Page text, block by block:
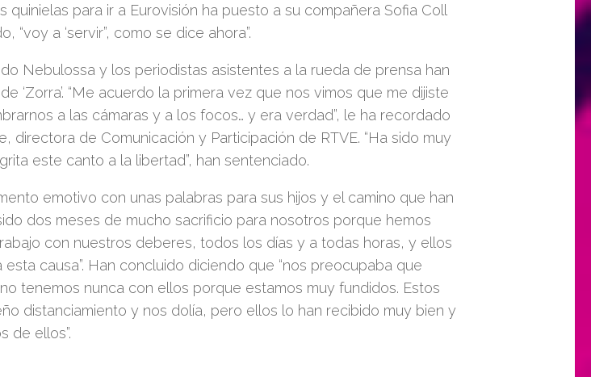
quinielas para ir a Eurovisión ha puesto a su compañera Sofia Coll
“voy a ‘servir”, como se dice ahora”.
Nebulossa y los periodistas asistentes a la rueda de prensa han
‘Zorra’. “Me acuerdo la primera vez que nos vimos que me dijiste
a las cámaras y a los focos… y era verdad”, le ha recordado
directora de Comunicación y Participación de RTVE. “Ha sido muy
este canto a la libertad”, han sentenciado.
emotivo con unas palabras para sus hijos y el camino que han
dos meses de mucho sacrificio para nosotros porque hemos
con nuestros deberes, todos los días y a todas horas, y ellos
causa”. Han concluido diciendo que “nos preocupaba que
tenemos nunca con ellos porque estamos muy fundidos. Estos
distanciamiento y nos dolía, pero ellos lo han recibido muy bien y
de ellos”.